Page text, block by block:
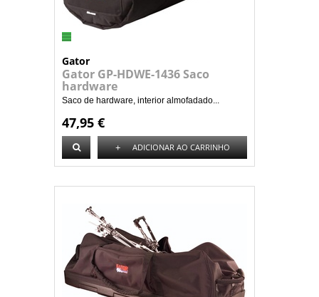
Gator
Gator GP-HDWE-1436 Saco
hardware
Saco de hardware, interior almofadado...
47,95 €
+ ADICIONAR AO CARRINHO